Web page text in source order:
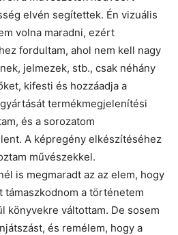
elvén segítettek. Én vizuális
volna maradni, ezért
fordultam, ahol nem kell nagy
jelmezek, stb., csak néhány
kifesti és hozzáadja a
termékmegjelenítési
és a sorozatom
A képregény elkészítéséhez
művészekkel.
is megmaradt az az elem, hogy
támaszkodnom a történetem
könyvekre váltottam. De sosem
és remélem, hogy a